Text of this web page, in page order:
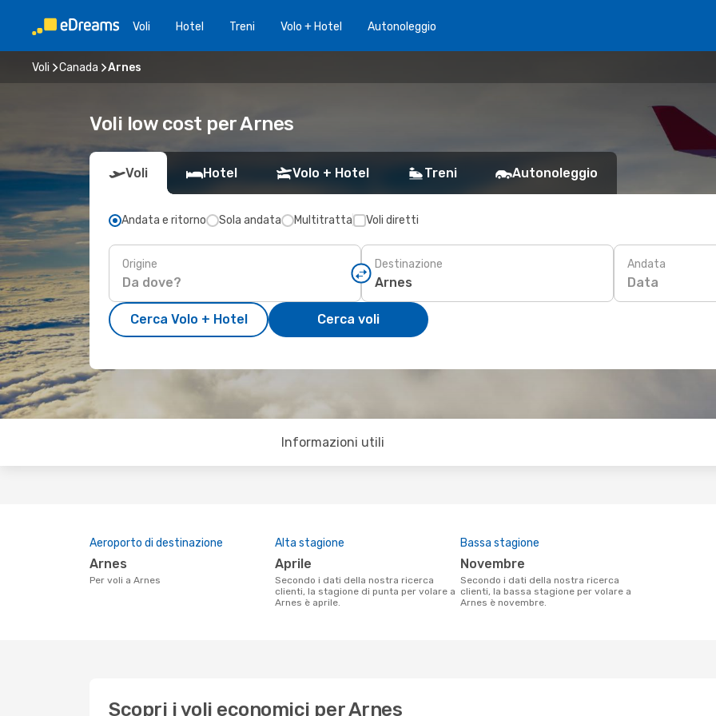
Voli Hotel Treni Volo + Hotel Autonoleggio
Voli Canada Arnes
Voli low cost per Arnes
Voli Hotel Volo + Hotel Treni Autonoleggio
Andata e ritorno Sola andata Multitratta Voli diretti
Origine Destinazione Andata
Data
Cerca Volo + Hotel Cerca voli
Informazioni utili
Aeroporto di destinazione
Arnes
Per voli a Arnes
Alta stagione
aprile
Secondo i dati della nostra ricerca
clienti, la stagione di punta per volare a
Arnes è aprile.
Bassa stagione
novembre
Secondo i dati della nostra ricerca
clienti, la bassa stagione per volare a
Arnes è novembre.
Scopri i voli economici per Arnes